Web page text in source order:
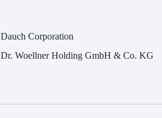
Dauch Corporation
Dr. Woellner Holding GmbH & Co. KG